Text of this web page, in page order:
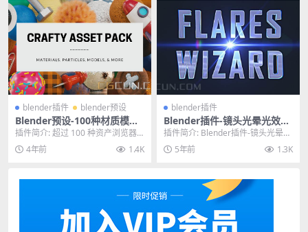
blender插件 blender预设
Blender预设-100种材质模型
预设工程资产库 Crafty Asset
Pack
插件简介: 超过 100 种资产浏览器
就绪资产，包括材质、粒子、模型
等。免费包含...
4年前 1.4K
blender插件
Blender插件-镜头光晕光效耀
斑特效插件 Flares Wizard 2.
插件简介: Blender插件-镜头光晕光
效耀斑特效插件 Flares Wiza...
5年前 1.3K